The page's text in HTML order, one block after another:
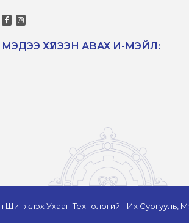
МЭДЭЭ ХҮЛЭЭН АВАХ И-МЭЙЛ:
Ухаан Технологийн Их Сургууль,